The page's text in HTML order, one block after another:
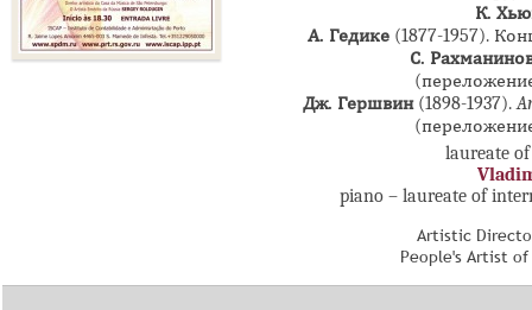
К.
А. Гедике (1877-1957).
С.
Дж. Гершвин (1898-1937).
laureate
piano – laureate of
Artistic
People's Artist